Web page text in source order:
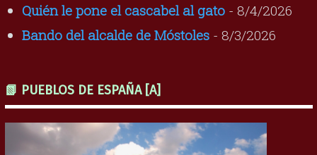
Quién le pone el cascabel al gato- 8/4/2026
Bando del alcalde de Móstoles- 8/3/2026
📗 PUEBLOS DE ESPAÑA [A]